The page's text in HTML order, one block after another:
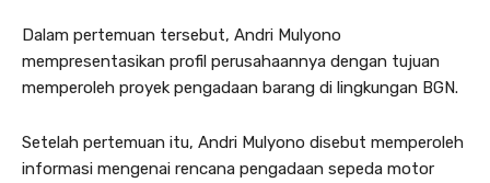
Dalam pertemuan tersebut, Andri Mulyono
mempresentasikan profil perusahaannya dengan tujuan
memperoleh proyek pengadaan barang di lingkungan BGN.
Setelah pertemuan itu, Andri Mulyono disebut memperoleh
informasi mengenai rencana pengadaan sepeda motor